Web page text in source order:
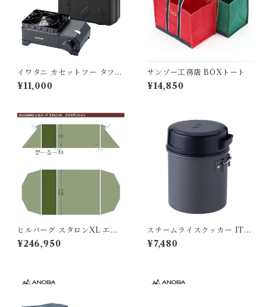
イワタニ カセットフー タフま
るXG Jr.
¥11,000
サンゾー工務店 BOXトート
¥14,850
ヒルバーグ スタロンXL エク
ステンション タクティカ
ル ポールセット
¥246,950
スチームライスクッカー ITA
DAKI
¥7,480